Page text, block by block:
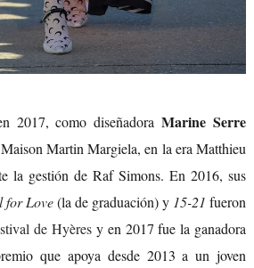
2017, como diseñadoraMarine Serre
Martin Margiela, en la era Matthieu
la gestión de Raf Simons. En 2016, sus
for Love(la de graduación) y 15-21 fueron
de Hyères y en 2017 fue la ganadora
que apoya desde 2013 a un joven